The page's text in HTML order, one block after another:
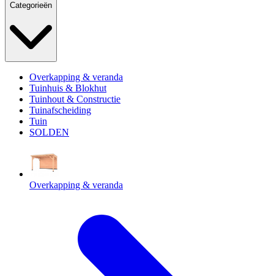
Categorieën
Overkapping & veranda
Tuinhuis & Blokhut
Tuinhout & Constructie
Tuinafscheiding
Tuin
SOLDEN
Overkapping & veranda